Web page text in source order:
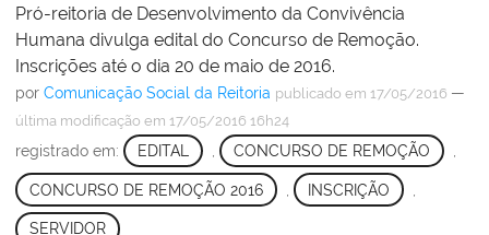
Pró-reitoria de Desenvolvimento da Convivência
Humana divulga edital do Concurso de Remoção.
Inscrições até o dia 20 de maio de 2016.
por Comunicação Social da Reitoria publicado em 17/05/2016 —
última modificação em 17/05/2016 16h24
registrado em: EDITAL CONCURSO DE REMOÇÃO
CONCURSO DE REMOÇÃO 2016 INSCRIÇÃO
SERVIDOR